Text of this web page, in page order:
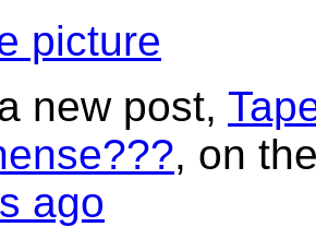
new post,
, on
ago